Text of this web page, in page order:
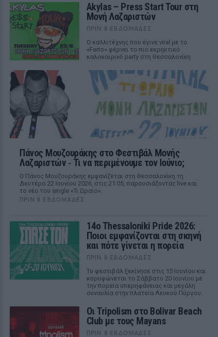
Akylas – Press Start Tour στη
Μονή Λαζαριστών
ΠΡΙΝ 8 ΕΒΔΟΜΆΔΕΣ
Ο καλλιτέχνης που έγινε viral με το
«Ferto» φέρνει το πιο εκρηκτικό
καλοκαιρινό party στη Θεσσαλονίκη
Πάνος Μουζουράκης στο Φεστιβάλ Μονής
Λαζαριστών ‑ Τι να περιμένουμε τον Ιούνιο;
Ο Πάνος Μουζουράκης εμφανίζεται στη Θεσσαλονίκη τη
Δευτέρα 22 Ιουνίου 2026, στις 21:05, παρουσιάζοντας live και
το νέο του single «Τι Ωραίο».
ΠΡΙΝ 8 ΕΒΔΟΜΆΔΕΣ
14ο Thessaloniki Pride 2026:
Ποιοι εμφανίζονται στη σκηνή
και πότε γίνεται η πορεία
ΠΡΙΝ 8 ΕΒΔΟΜΆΔΕΣ
Το φεστιβάλ ξεκίνησε στις 15 Ιουνίου και
κορυφώνεται το Σάββατο 20 Ιουνίου με
την πορεία υπερηφάνειας και μεγάλη
συναυλία στην πλατεία Λευκού Πύργου.
Οι Tripolism στο Bolivar Beach
Club με τους Mayans
ΠΡΙΝ 8 ΕΒΔΟΜΆΔΕΣ